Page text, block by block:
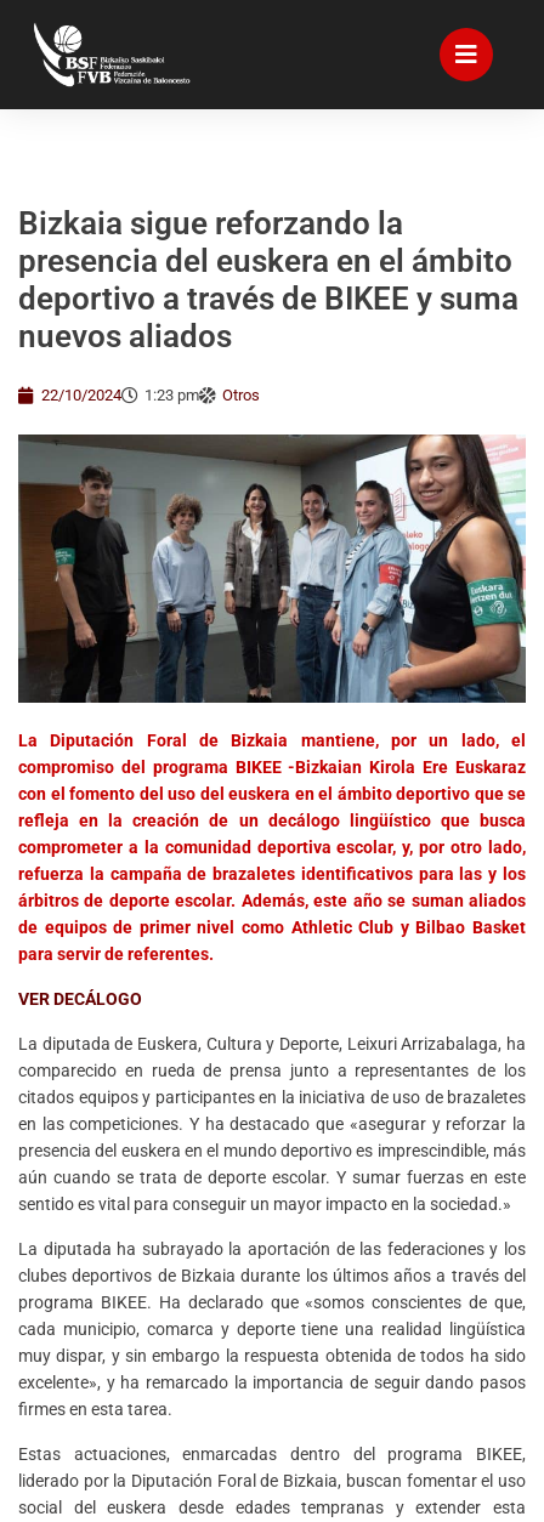
Bizkaia sigue reforzando la
presencia del euskera en el ámbito
deportivo a través de BIKEE y suma
nuevos aliados
22/10/2024 1:23 pm Otros
La Diputación Foral de Bizkaia mantiene, por un lado, el
compromiso del programa BIKEE -Bizkaian Kirola Ere Euskaraz
con el fomento del uso del euskera en el ámbito deportivo que se
refleja en la creación de un decálogo lingüístico que busca
comprometer a la comunidad deportiva escolar, y, por otro lado,
refuerza la campaña de brazaletes identificativos para las y los
árbitros de deporte escolar. Además, este año se suman aliados
de equipos de primer nivel como Athletic Club y Bilbao Basket
para servir de referentes.
VER DECÁLOGO
La diputada de Euskera, Cultura y Deporte, Leixuri Arrizabalaga, ha
comparecido en rueda de prensa junto a representantes de los
citados equipos y participantes en la iniciativa de uso de brazaletes
en las competiciones. Y ha destacado que «asegurar y reforzar la
presencia del euskera en el mundo deportivo es imprescindible, más
aún cuando se trata de deporte escolar. Y sumar fuerzas en este
sentido es vital para conseguir un mayor impacto en la sociedad.»
La diputada ha subrayado la aportación de las federaciones y los
clubes deportivos de Bizkaia durante los últimos años a través del
programa BIKEE. Ha declarado que «somos conscientes de que,
cada municipio, comarca y deporte tiene una realidad lingüística
muy dispar, y sin embargo la respuesta obtenida de todos ha sido
excelente», y ha remarcado la importancia de seguir dando pasos
firmes en esta tarea.
Estas actuaciones, enmarcadas dentro del programa BIKEE,
liderado por la Diputación Foral de Bizkaia, buscan fomentar el uso
social del euskera desde edades tempranas y extender esta